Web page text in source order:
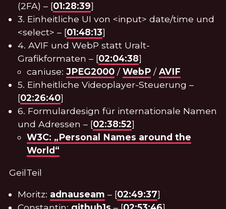
(2FA) – [01:28:39]
3. Einheitliche UI von <input> date/time und
<select> – [01:48:13]
4. AVIF und WebP statt Uralt-
Grafikformaten – [02:04:38]
caniuse: JPEG2000/WebP/AVIF
5. Einheitliche Videoplayer-Steuerung –
[02:26:40]
6. Formulardesign für internationale Namen
und Adressen – [02:38:52]
W3C: „Personal Names around the
World“
GeilTeil
Moritz: adnauseam – [02:49:37]